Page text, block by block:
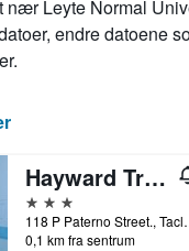
nær Leyte Normal
endre datoene
Hayward Travel Inn
3 stjerner
118 P
0,1 km fra sentrum